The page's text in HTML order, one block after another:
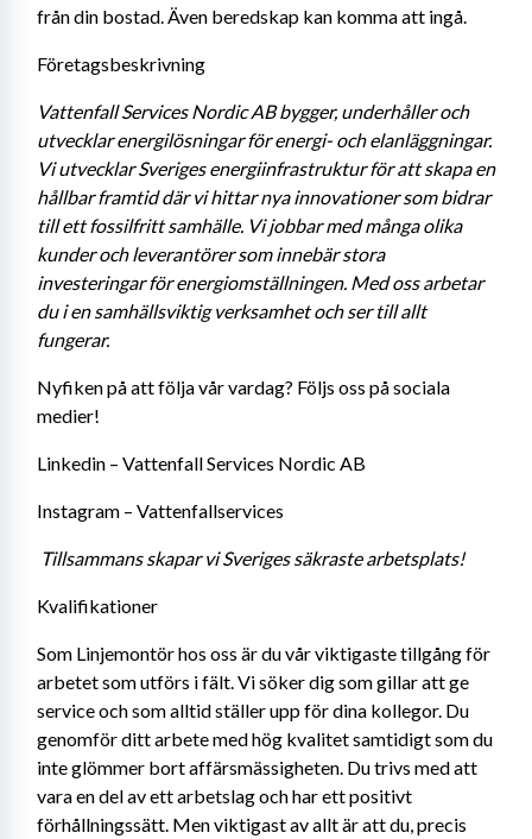
från din bostad. Även beredskap kan komma att ingå.
Företagsbeskrivning
Vattenfall Services Nordic AB bygger, underhåller och
utvecklar energilösningar för energi- och elanläggningar.
Vi utvecklar Sveriges energiinfrastruktur för att skapa en
hållbar framtid där vi hittar nya innovationer som bidrar
till ett fossilfritt samhälle. Vi jobbar med många olika
kunder och leverantörer som innebär stora
investeringar för energiomställningen. Med oss arbetar
du i en samhällsviktig verksamhet och ser till allt
fungerar.
Nyfiken på att följa vår vardag? Följs oss på sociala
medier!
Linkedin – Vattenfall Services Nordic AB
Instagram – Vattenfallservices
Tillsammans skapar vi Sveriges säkraste arbetsplats!
Kvalifikationer
Som Linjemontör hos oss är du vår viktigaste tillgång för
arbetet som utförs i fält. Vi söker dig som gillar att ge
service och som alltid ställer upp för dina kollegor. Du
genomför ditt arbete med hög kvalitet samtidigt som du
inte glömmer bort affärsmässigheten. Du trivs med att
vara en del av ett arbetslag och har ett positivt
förhållningssätt. Men viktigast av allt är att du, precis